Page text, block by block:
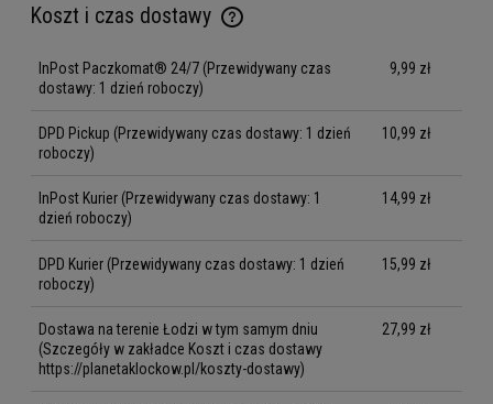
Koszt i czas dostawy
Cena nie zawiera ewentualnych kosztów płatności
InPost Paczkomat® 24/7 (Przewidywany czas
dostawy: 1 dzień roboczy)
9,99 zł
DPD Pickup (Przewidywany czas dostawy: 1 dzień
roboczy)
10,99 zł
InPost Kurier (Przewidywany czas dostawy: 1
dzień roboczy)
14,99 zł
DPD Kurier (Przewidywany czas dostawy: 1 dzień
roboczy)
15,99 zł
Dostawa na terenie Łodzi w tym samym dniu
(Szczegóły w zakładce Koszt i czas dostawy
https://planetaklockow.pl/koszty-dostawy)
27,99 zł